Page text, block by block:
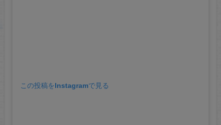
この投稿をInstagramで見る